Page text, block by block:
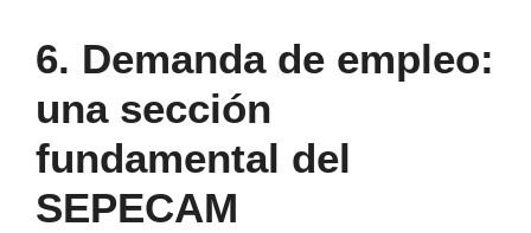
6. Demanda de empleo:
una sección
fundamental del
SEPECAM